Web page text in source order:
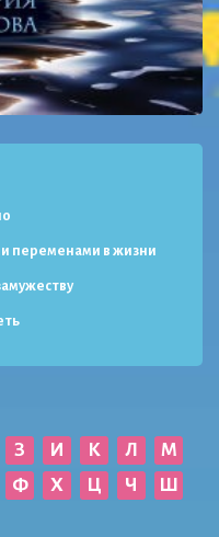
переменами в жизни
З И К Л
М
Ф Х Ц Ч
Ш